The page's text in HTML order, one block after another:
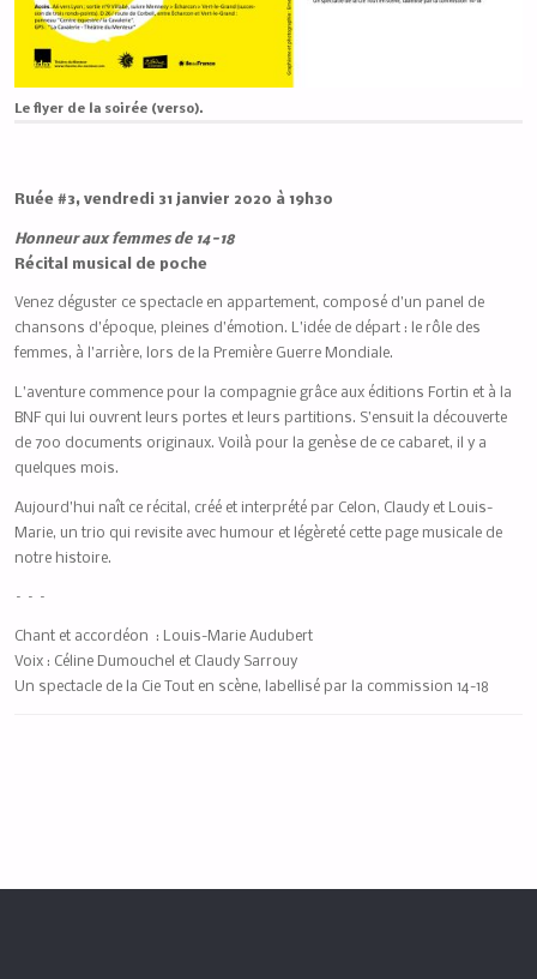
Le flyer de la soirée (verso).
Ruée #3, vendredi 31 janvier 2020 à 19h30
Honneur aux femmes de 14-18
Récital musical de poche
Venez déguster ce spectacle en appartement, composé d’un panel de
chansons d’époque, pleines d’émotion. L’idée de départ : le rôle des
femmes, à l’arrière, lors de la Première Guerre Mondiale.
L’aventure commence pour la compagnie grâce aux éditions Fortin et à la
BNF qui lui ouvrent leurs portes et leurs partitions. S’ensuit la découverte
de 700 documents originaux. Voilà pour la genèse de ce cabaret, il y a
quelques mois.
Aujourd’hui naît ce récital, créé et interprété par Celon, Claudy et Louis-
Marie, un trio qui revisite avec humour et légèreté cette page musicale de
notre histoire.
– – –
Chant et accordéon : Louis-Marie Audubert
Voix : Céline Dumouchel et Claudy Sarrouy
Un spectacle de la Cie Tout en scène, labellisé par la commission 14-18